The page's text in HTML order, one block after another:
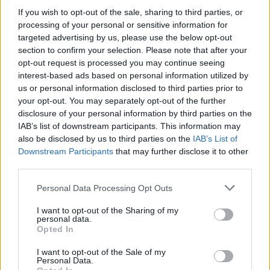
If you wish to opt-out of the sale, sharing to third parties, or
processing of your personal or sensitive information for
targeted advertising by us, please use the below opt-out
section to confirm your selection. Please note that after your
opt-out request is processed you may continue seeing
interest-based ads based on personal information utilized by
us or personal information disclosed to third parties prior to
your opt-out. You may separately opt-out of the further
disclosure of your personal information by third parties on the
IAB’s list of downstream participants. This information may
also be disclosed by us to third parties on the IAB’s List of
Downstream Participants that may further disclose it to other
Please note that this website/app uses one or more Google
not limited to your visit or usage behaviour. You may click to
grant or deny consent to Google and its third-party tags to
use your data for below specified purposes in below Google
consent section.
Personal Data Processing Opt Outs
I want to opt-out of the Sharing of my
personal data.
Opted In
I want to opt-out of the Sale of my
Personal Data.
MAGYAR ÉPÍTŐK
Útépítés
útfelújítás Pestszentlőrinc